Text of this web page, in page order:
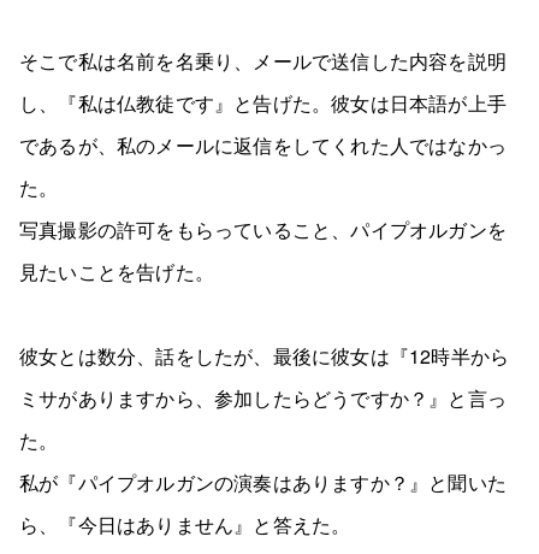
そこで私は名前を名乗り、メールで送信した内容を説明
し、『私は仏教徒です』と告げた。彼女は日本語が上手
であるが、私のメールに返信をしてくれた人ではなかっ
た。
写真撮影の許可をもらっていること、パイプオルガンを
見たいことを告げた。
彼女とは数分、話をしたが、最後に彼女は『12時半から
ミサがありますから、参加したらどうですか？』と言っ
た。
私が『パイプオルガンの演奏はありますか？』と聞いた
ら、『今日はありません』と答えた。